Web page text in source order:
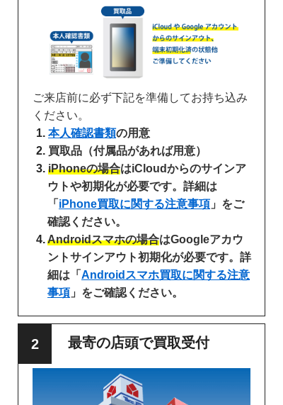
ご来店前に必ず下記を準備してお持ち込み
ください。
本人確認書類の用意
買取品（付属品があれば用意）
iPhoneの場合はiCloudからのサインア
ウトや初期化が必要です。詳細は
「 iPhone買取に関する注意事項 」をご
確認ください。
Androidスマホの場合はGoogleアカウ
ントサインアウト初期化が必要です。詳
細は「 Androidスマホ買取に関する注意
事項 」をご確認ください。
最寄の店頭で買取受付